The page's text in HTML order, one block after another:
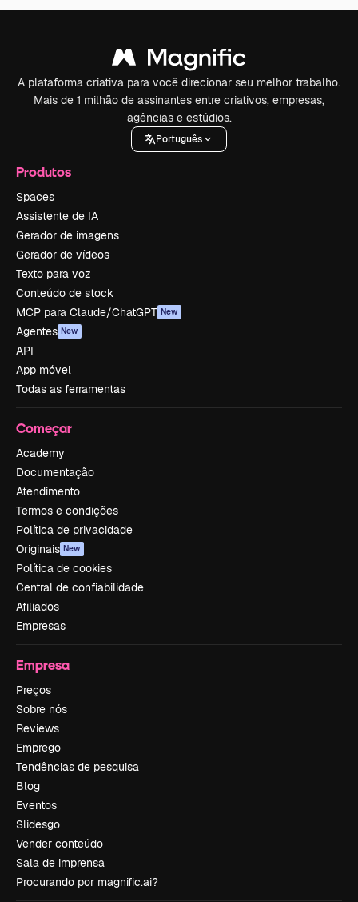
A plataforma criativa para você direcionar seu melhor trabalho.
Mais de 1 milhão de assinantes entre criativos, empresas,
agências e estúdios.
Português
Produtos
Spaces
Assistente de IA
Gerador de imagens
Gerador de vídeos
Texto para voz
Conteúdo de stock
MCP para Claude/ChatGPT New
Agentes New
API
App móvel
Todas as ferramentas
Começar
Academy
Documentação
Atendimento
Termos e condições
Política de privacidade
Originais New
Política de cookies
Central de confiabilidade
Afiliados
Empresas
Empresa
Preços
Sobre nós
Reviews
Emprego
Tendências de pesquisa
Blog
Eventos
Slidesgo
Vender conteúdo
Sala de imprensa
Procurando por magnific.ai?